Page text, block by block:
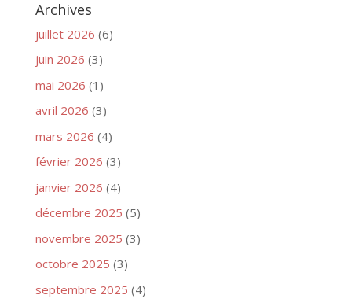
Archives
juillet 2026 (6)
juin 2026 (3)
mai 2026 (1)
avril 2026 (3)
mars 2026 (4)
février 2026 (3)
janvier 2026 (4)
décembre 2025 (5)
novembre 2025 (3)
octobre 2025 (3)
septembre 2025 (4)